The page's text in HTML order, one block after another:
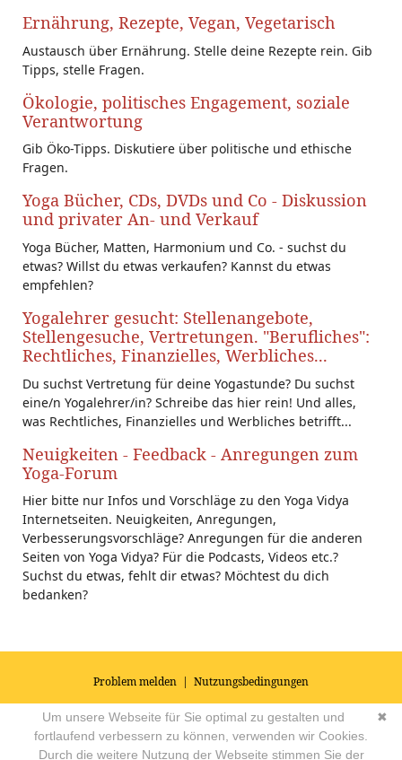
Ernährung, Rezepte, Vegan, Vegetarisch
Austausch über Ernährung. Stelle deine Rezepte rein. Gib
Tipps, stelle Fragen.
Ökologie, politisches Engagement, soziale
Verantwortung
Gib Öko-Tipps. Diskutiere über politische und ethische
Fragen.
Yoga Bücher, CDs, DVDs und Co - Diskussion
und privater An- und Verkauf
Yoga Bücher, Matten, Harmonium und Co. - suchst du
etwas? Willst du etwas verkaufen? Kannst du etwas
empfehlen?
Yogalehrer gesucht: Stellenangebote,
Stellengesuche, Vertretungen. "Berufliches":
Rechtliches, Finanzielles, Werbliches...
Du suchst Vertretung für deine Yogastunde? Du suchst
eine/n Yogalehrer/in? Schreibe das hier rein! Und alles,
was Rechtliches, Finanzielles und Werbliches betrifft...
Neuigkeiten - Feedback - Anregungen zum
Yoga-Forum
Hier bitte nur Infos und Vorschläge zu den Yoga Vidya
Internetseiten. Neuigkeiten, Anregungen,
Verbesserungsvorschläge? Anregungen für die anderen
Seiten von Yoga Vidya? Für die Podcasts, Videos etc.?
Suchst du etwas, fehlt dir etwas? Möchtest du dich
bedanken?
Problem melden | Nutzungsbedingungen
© 2026Impressum|Datenschutz|AGB's| Yoga Vidya Community -
Forum für Yoga, Meditation und Ayurveda Powered by
✖
Um unsere Webseite für Sie optimal zu gestalten und
fortlaufend verbessern zu können, verwenden wir Cookies.
Durch die weitere Nutzung der Webseite stimmen Sie der